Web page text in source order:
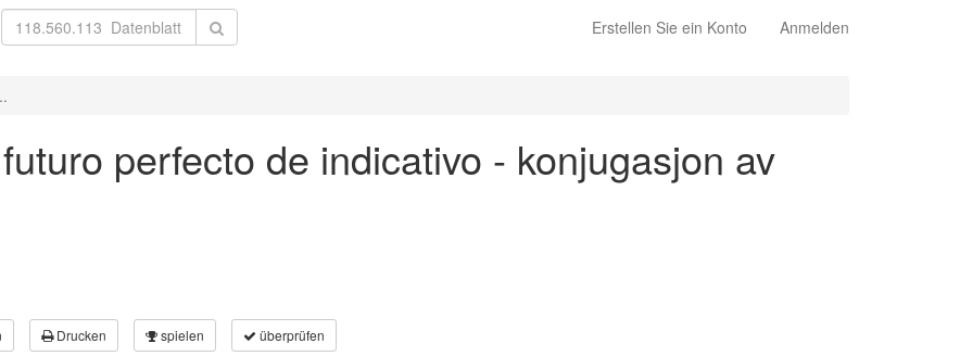
Erstellen Sie ein Konto Anmelden
perfecto de indicativo - konjugasjon av
Drucken spielen überprüfen